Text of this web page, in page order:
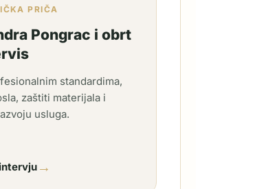
PRIČA
Pongrac i obrt
standardima,
zaštiti materijala i
usluga.
→